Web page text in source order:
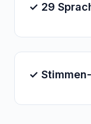
✓ 29
✓